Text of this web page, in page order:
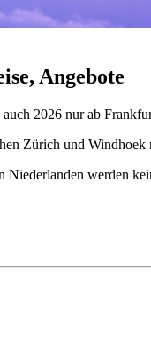
Angebote
2026 nur ab
Zürich und Windhoek
Niederlanden werden